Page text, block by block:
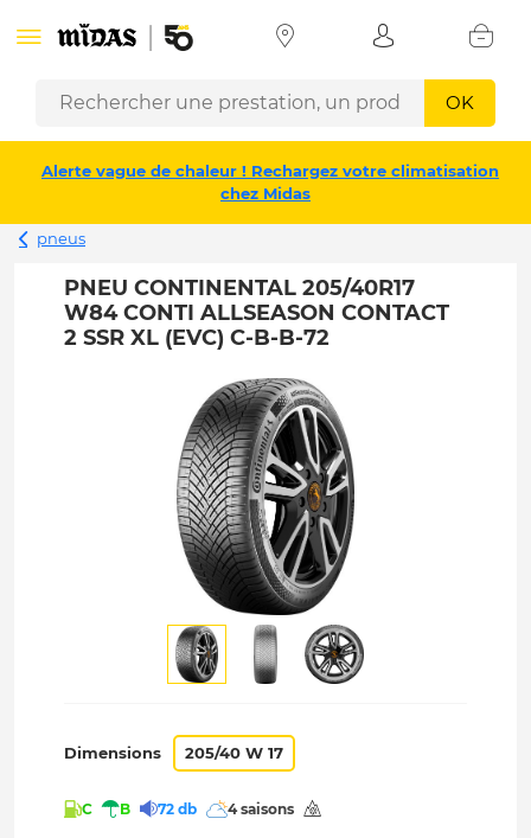
OK
Alerte vague de chaleur ! Rechargez votre climatisation
chez Midas
pneus
PNEU CONTINENTAL 205/40R17
W84 CONTI ALLSEASON CONTACT
2 SSR XL (EVC) C-B-B-72
Dimensions 205/40 W 17
C B 72 db 4 saisons